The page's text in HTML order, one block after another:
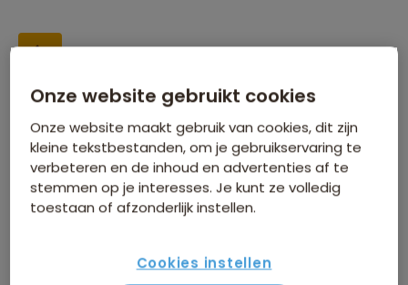
Inbegrepen in de reissom
Onze website gebruikt cookies
Onze website maakt gebruik van cookies, dit zijn
kleine tekstbestanden, om je gebruikservaring te
verbeteren en de inhoud en advertenties af te
stemmen op je interesses. Je kunt ze volledig
toestaan of afzonderlijk instellen.
Cookies instellen